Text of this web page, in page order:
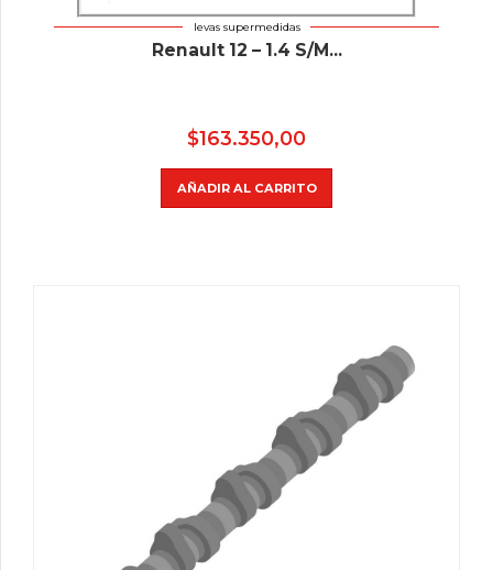
levas supermedidas
Renault 12 – 1.4 S/M...
$163.350,00
AÑADIR AL CARRITO